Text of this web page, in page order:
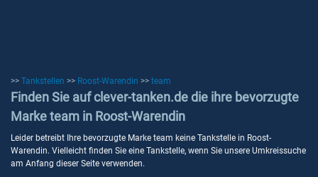
>> Tankstellen >> Roost-Warendin >> team
Finden Sie auf clever-tanken.de die ihre bevorzugte
Marke team in Roost-Warendin
Leider betreibt Ihre bevorzugte Marke team keine Tankstelle in Roost-
Warendin. Vielleicht finden Sie eine Tankstelle, wenn Sie unsere Umkreissuche
am Anfang dieser Seite verwenden.